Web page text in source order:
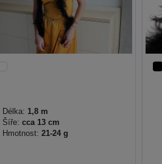
Délka: 1,8 m
Šíře: cca 13 cm
Hmotnost: 21-24 g